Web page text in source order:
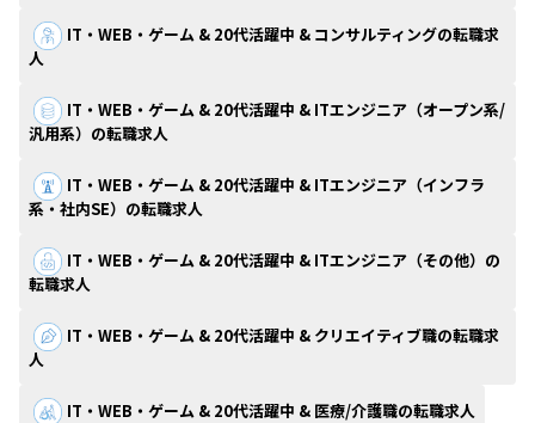
IT・WEB・ゲーム & 20代活躍中 & コンサルティングの転職求
人
IT・WEB・ゲーム & 20代活躍中 & ITエンジニア（オープン系/
汎用系）の転職求人
IT・WEB・ゲーム & 20代活躍中 & ITエンジニア（インフラ
系・社内SE）の転職求人
IT・WEB・ゲーム & 20代活躍中 & ITエンジニア（その他）の
転職求人
IT・WEB・ゲーム & 20代活躍中 & クリエイティブ職の転職求
人
IT・WEB・ゲーム & 20代活躍中 & 医療/介護職の転職求人